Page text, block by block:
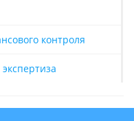
контроля